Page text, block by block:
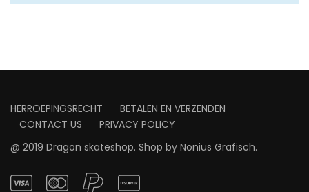
HERROEPINGSRECHT
BETALEN EN VERZENDEN
CONTACT US
PRIVACY POLICY
@ 2019 Dragon skateshop. Shop by Nonius Grafisch.